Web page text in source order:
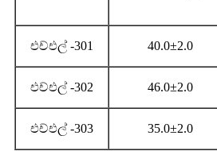
එච්එල් -301 40.0±2.0
එච්එල් -302 46.0±2.0
එච්එල් -303 35.0±2.0